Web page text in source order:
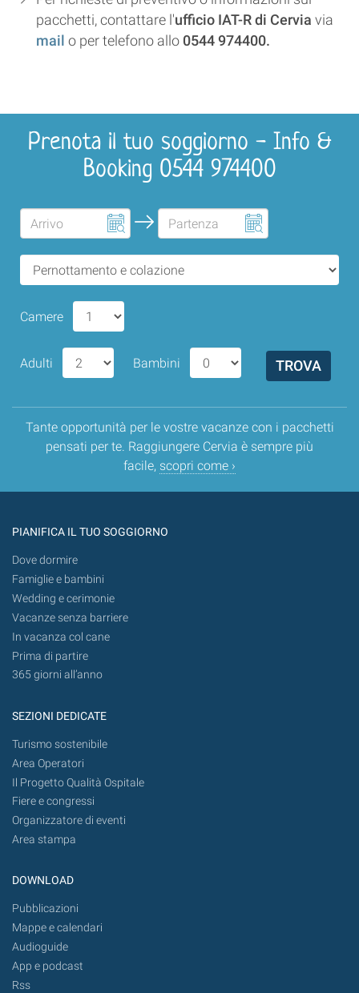
pacchetti, contattare l'ufficio IAT-R di Cervia via
mail o per telefono allo 0544 974400.
Prenota il tuo soggiorno - Info &
Booking 0544 974400
Camere
Adulti Bambini
Tante opportunità per le vostre vacanze con i pacchetti
pensati per te. Raggiungere Cervia è sempre più
facile, scopri come ›
PIANIFICA IL TUO SOGGIORNO
Dove dormire
Famiglie e bambini
Wedding e cerimonie
Vacanze senza barriere
In vacanza col cane
Prima di partire
365 giorni all’anno
SEZIONI DEDICATE
Turismo sostenibile
Area Operatori
Il Progetto Qualità Ospitale
Fiere e congressi
Organizzatore di eventi
Area stampa
DOWNLOAD
Pubblicazioni
Mappe e calendari
Audioguide
App e podcast
Rss